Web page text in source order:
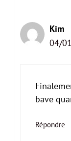
Kim
04/
bave
Répondre